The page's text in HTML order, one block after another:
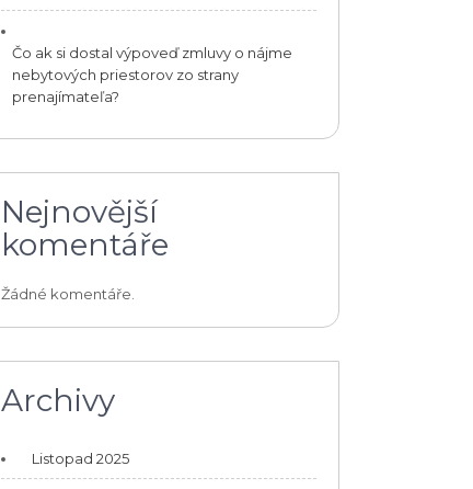
Čo ak si dostal výpoveď zmluvy o nájme
nebytových priestorov zo strany
prenajímateľa?
Nejnovější
komentáře
Žádné komentáře.
Archivy
Listopad 2025